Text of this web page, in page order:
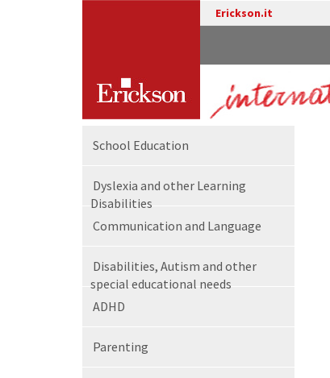
Erickson.it
School Education
Dyslexia and other Learning
Disabilities
Communication and Language
Disabilities, Autism and other
special educational needs
ADHD
Parenting